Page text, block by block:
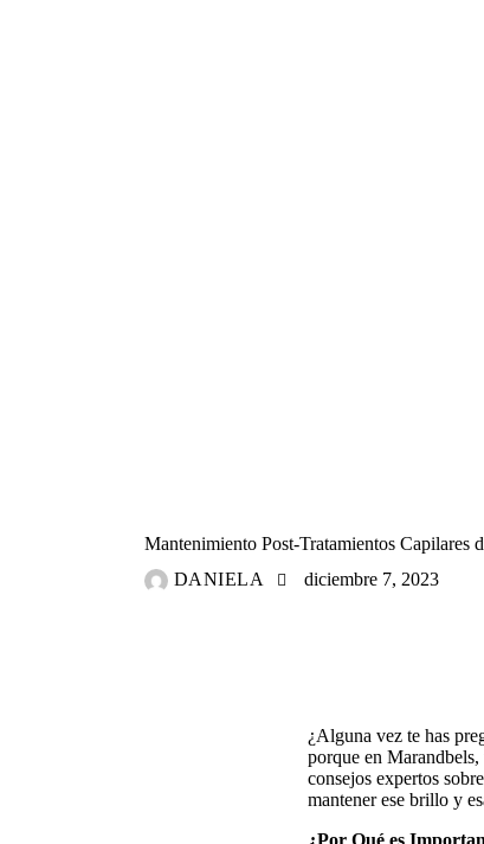
Mantenimiento Post-Tratamientos Capilares
DANIELA
diciembre 7, 2023
¿Alguna vez te has
porque en
consejos expertos
mantener ese brillo y
¿Por Qué es